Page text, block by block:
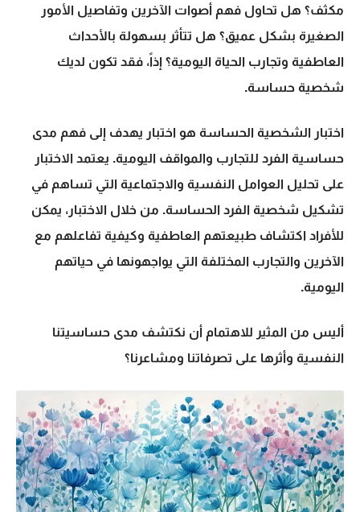
مكثف؟ هل تحاول فهم أصوات الآخرين وتفاصيل الأمور
الصغيرة بشكل عميق؟ هل تتأثر بسهولة بالأحداث
العاطفية وتجارب الحياة اليومية؟ إذاً، فقد تكون لديك
شخصية حساسة.
اختبار الشخصية الحساسة هو اختبار يهدف إلى فهم مدى
حساسية الفرد للتجارب والمواقف اليومية. يعتمد الاختبار
على تحليل العوامل النفسية والاجتماعية التي تساهم في
تشكيل شخصية الفرد الحساسة. من خلال الاختبار، يمكن
للأفراد اكتشاف طبيعتهم العاطفية وكيفية تفاعلهم مع
الآخرين والتجارب المختلفة التي يواجهونها في حياتهم
اليومية.
أليس من المثير للاهتمام أن نكتشف مدى حساسيتنا
النفسية وأثرها على تصرفاتنا ومشاعرنا؟